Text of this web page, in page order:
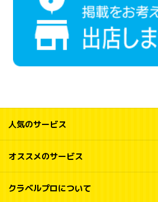
人気のサービス
オススメのサービス
クラベルプロについて